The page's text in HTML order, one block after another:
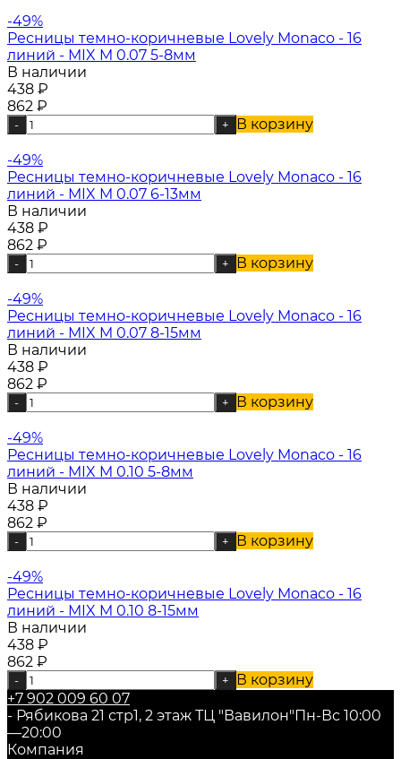
-49%
Ресницы темно-коричневые Lovely Monaco - 16
линий - MIX M 0.07 5-8мм
В наличии
438 ₽
862 ₽
- + В корзину
-49%
Ресницы темно-коричневые Lovely Monaco - 16
линий - MIX M 0.07 6-13мм
В наличии
438 ₽
862 ₽
- + В корзину
-49%
Ресницы темно-коричневые Lovely Monaco - 16
линий - MIX M 0.07 8-15мм
В наличии
438 ₽
862 ₽
- + В корзину
-49%
Ресницы темно-коричневые Lovely Monaco - 16
линий - MIX M 0.10 5-8мм
В наличии
438 ₽
862 ₽
- + В корзину
-49%
Ресницы темно-коричневые Lovely Monaco - 16
линий - MIX M 0.10 8-15мм
В наличии
438 ₽
862 ₽
- +
В корзину
+7 902 009 60 07
- Рябикова 21 стр1, 2 этаж ТЦ "Вавилон"Пн-Вс 10:00
—20:00
Компания